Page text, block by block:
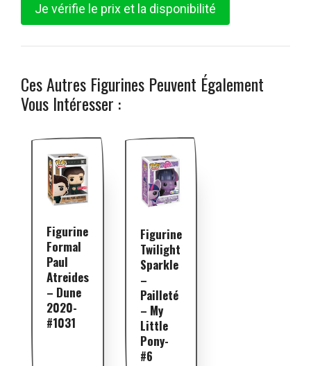
Je vérifie le prix et la disponibilité
Ces Autres Figurines Peuvent Également
Vous Intéresser :
Figurine
Formal
Paul
Atreides
– Dune
2020-
#1031
Figurine
Twilight
Sparkle
–
Pailleté
– My
Little
Pony-
#6